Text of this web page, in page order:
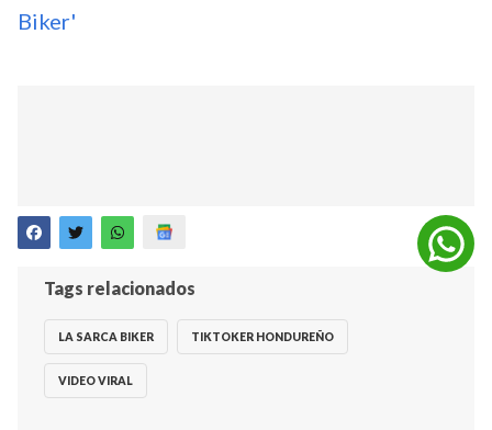
Biker'
Tags relacionados
LA SARCA BIKER TIKTOKER HONDUREÑO
VIDEO VIRAL